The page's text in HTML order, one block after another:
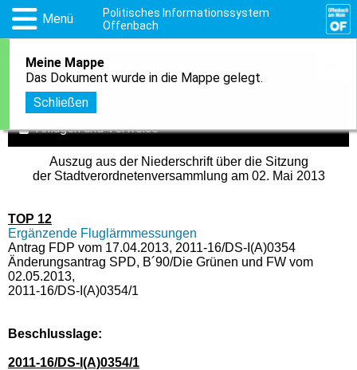
Menü
Politisches Informationssystem
Offenbach
Meine Mappe
Das Dokument wurde in die Mappe gelegt.
Schließen
In meine Mappe aufnehmen
Druckansicht
Anlagen und Verweise
Auszug aus der Niederschrift über die Sitzung
der Stadtverordnetenversammlung am 02. Mai 2013
TOP 12
Ergänzende Fluglärmmessungen
Antrag FDP vom 17.04.2013, 2011-16/DS-I(A)0354
Änderungsantrag SPD, B´90/Die Grünen und FW vom
02.05.2013,
2011-16/DS-I(A)0354/1
Beschlusslage:
2011-16/DS-I(A)0354/1